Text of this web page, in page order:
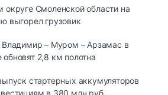
округе Смоленской области на
выгорел грузовик
Владимир – Муром – Арзамас в
2,8 км полотна
стартерных аккумуляторов
в 380 млн руб.